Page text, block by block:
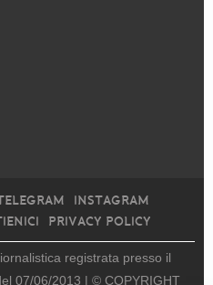
INSTAGRAM
PRIVACY POLICY
registrata presso il
07/06/2013 | © COPYRIGHT